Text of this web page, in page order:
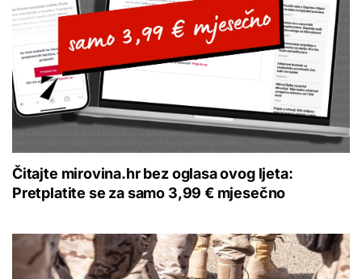
Čitajte mirovina.hr bez oglasa ovog ljeta:
Pretplatite se za samo 3,99 € mjesečno